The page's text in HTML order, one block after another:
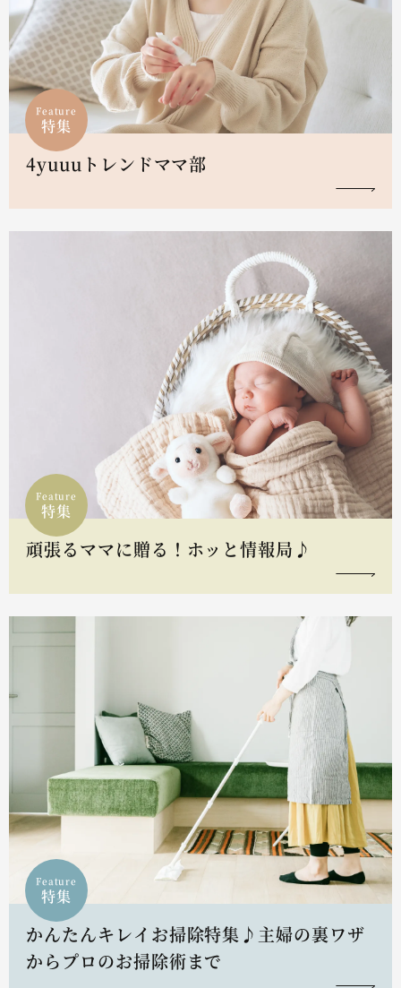
Feature
特集
4yuuuトレンドママ部
Feature
特集
頑張るママに贈る！ホッと情報局♪
Feature
特集
かんたんキレイお掃除特集♪主婦の裏ワザ
からプロのお掃除術まで